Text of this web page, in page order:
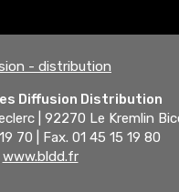
- distribution
Diffusion Distribution
| 92270 Le Kremlin
70 | Fax. 01 45 15 19 80
www.bldd.fr